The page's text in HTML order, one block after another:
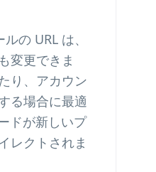
の URL は、
変更できま
り、アカウン
る場合に最適
ドが新しいプ
レクトされま